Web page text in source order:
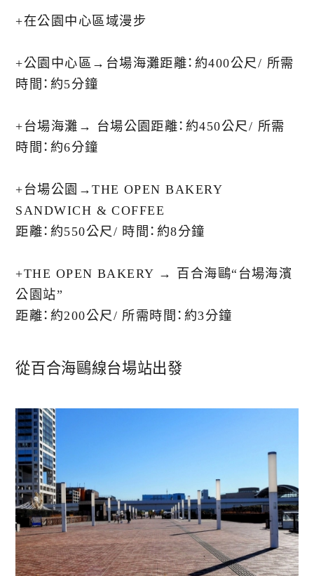
+︎在公園中心區域漫步
+︎公園中心區→台場海灘距離：約400公尺/ 所需
時間：約5分鐘
+︎台場海灘→ 台場公園距離：約450公尺/ 所需
時間：約6分鐘
+︎台場公園→THE OPEN BAKERY
SANDWICH & COFFEE
距離：約550公尺/ 時間：約8分鐘
+︎THE OPEN BAKERY → 百合海鷗“台場海濱
公園站”
距離：約200公尺/ 所需時間：約3分鐘
從百合海鷗線台場站出發